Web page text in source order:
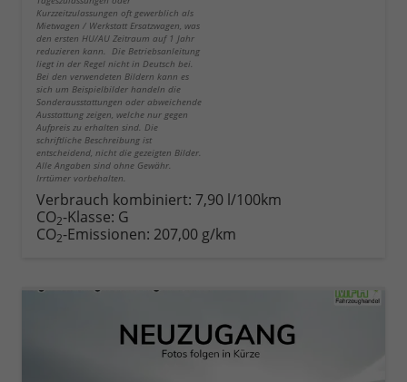
Kurzzeitzulassungen oft gewerblich als
Mietwagen / Werkstatt Ersatzwagen, was
den ersten HU/AU Zeitraum auf 1 Jahr
reduzieren kann. Die Betriebsanleitung
liegt in der Regel nicht in Deutsch bei.
Bei den verwendeten Bildern kann es
sich um Beispielbilder handeln die
Sonderausstattungen oder abweichende
Ausstattung zeigen, welche nur gegen
Aufpreis zu erhalten sind. Die
schriftliche Beschreibung ist
entscheidend, nicht die gezeigten Bilder.
Alle Angaben sind ohne Gewähr.
Irrtümer vorbehalten.
Verbrauch kombiniert: 7,90 l/100km
CO2-Klasse: G
CO2-Emissionen: 207,00 g/km